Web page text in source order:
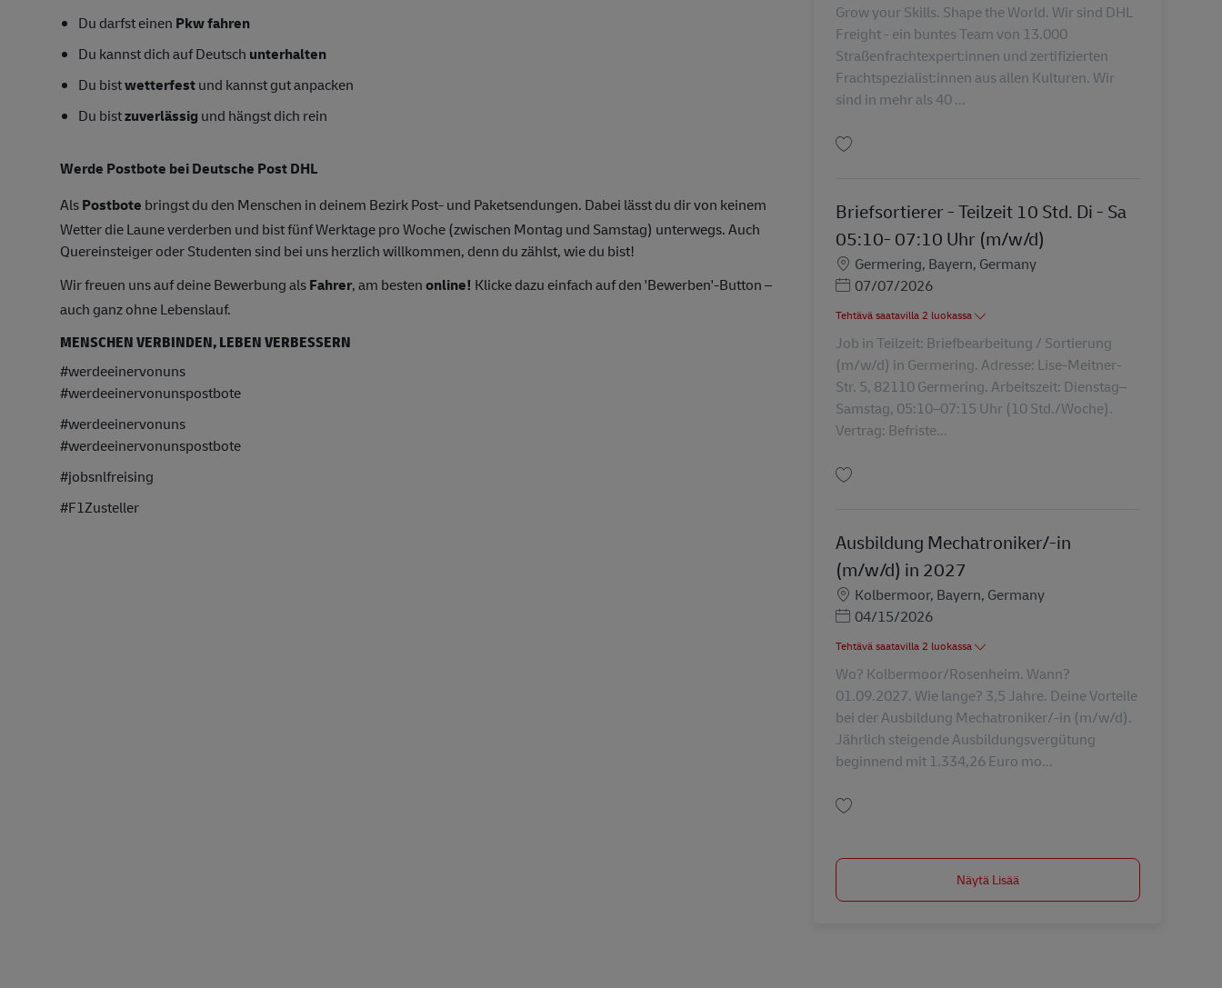
Du darfst einen Pkw fahren
Du kannst dich auf Deutsch unterhalten
Du bistwetterfestund kannst gut anpacken
Du bistzuverlässig und hängst dich rein
Werde Postbote bei Deutsche Post DHL
AlsPostbote bringst du den Menschen in deinem Bezirk Post- und Paketsendungen. Dabei lässt du dir von keinem
Wetter die Laune verderben und bist fünf Werktage pro Woche (zwischen Montag und Samstag) unterwegs. Auch
Quereinsteiger oder Studenten sind bei uns herzlich willkommen, denn du zählst, wie du bist!
Wir freuen uns auf deine Bewerbung alsFahrer, am bestenonline! Klicke dazu einfach auf den 'Bewerben'-Button –
auch ganz ohne Lebenslauf.
MENSCHEN VERBINDEN, LEBEN VERBESSERN
#werdeeinervonuns
#werdeeinervonunspostbote
#werdeeinervonuns
#werdeeinervonunspostbote
#jobsnlfreising
#F1Zusteller
Grow your Skills. Shape the World. Wir sind DHL
Freight - ein buntes Team von 13.000
Straßenfrachtexpert:innen und zertifizierten
Frachtspezialist:innen aus allen Kulturen. Wir
sind in mehr als 40 ...
Briefsortierer - Teilzeit 10 Std. Di - Sa
05:10- 07:10 Uhr (m/w/d)
Sijainti
Germering, Bayern, Germany
Posted Date
07/07/2026
Tehtävä saatavilla 2 luokassa
Job in Teilzeit: Briefbearbeitung / Sortierung
(m/w/d) in Germering. Adresse: Lise-Meitner-
Str. 5, 82110 Germering. Arbeitszeit: Dienstag–
Samstag, 05:10–07:15 Uhr (10 Std./Woche).
Vertrag: Befriste...
Ausbildung Mechatroniker/-in
(m/w/d) in 2027
Sijainti
Kolbermoor, Bayern, Germany
Posted Date
04/15/2026
Tehtävä saatavilla 2 luokassa
Wo? Kolbermoor/Rosenheim. Wann?
01.09.2027. Wie lange? 3,5 Jahre. Deine Vorteile
bei der Ausbildung Mechatroniker/-in (m/w/d).
Jährlich steigende Ausbildungsvergütung
beginnend mit 1.334,26 Euro mo...
Näytä Lisää